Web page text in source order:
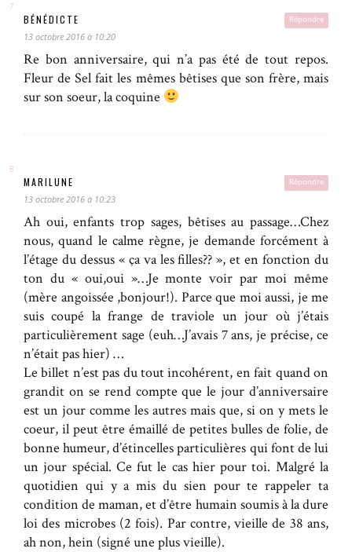
Répondre
BÉNÉDICTE
13 octobre 2016 à 10:20
Re bon anniversaire, qui n’a pas été de tout repos.
Fleur de Sel fait les mêmes bêtises que son frère, mais
sur son soeur, la coquine
Répondre
MARILUNE
13 octobre 2016 à 10:23
Ah oui, enfants trop sages, bêtises au passage…Chez
nous, quand le calme règne, je demande forcément à
l’étage du dessus « ça va les filles?? », et en fonction du
ton du « oui,oui »…Je monte voir par moi même
(mère angoissée ,bonjour!). Parce que moi aussi, je me
suis coupé la frange de traviole un jour où j’étais
particulièrement sage (euh…J’avais 7 ans, je précise, ce
n’était pas hier) …
Le billet n’est pas du tout incohérent, en fait quand on
grandit on se rend compte que le jour d’anniversaire
est un jour comme les autres mais que, si on y mets le
coeur, il peut être émaillé de petites bulles de folie, de
bonne humeur, d’étincelles particulières qui font de lui
un jour spécial. Ce fut le cas hier pour toi. Malgré la
quotidien qui y a mis du sien pour te rappeler ta
condition de maman, et d’être humain soumis à la dure
loi des microbes (2 fois). Par contre, vieille de 38 ans,
ah non, hein (signé une plus vieille).